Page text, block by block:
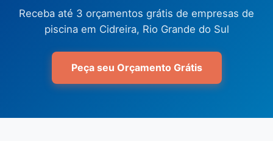
Receba até 3 orçamentos grátis de empresas de
piscina em Cidreira, Rio Grande do Sul
Peça seu Orçamento Grátis